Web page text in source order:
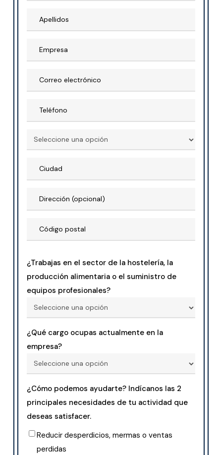
¿Trabajas en el sector de la hostelería, la
producción alimentaria o el suministro de
equipos profesionales?
¿Qué cargo ocupas actualmente en la
empresa?
¿Cómo podemos ayudarte? Indícanos las 2
principales necesidades de tu actividad que
deseas satisfacer.
Reducir desperdicios, mermas o ventas
perdidas